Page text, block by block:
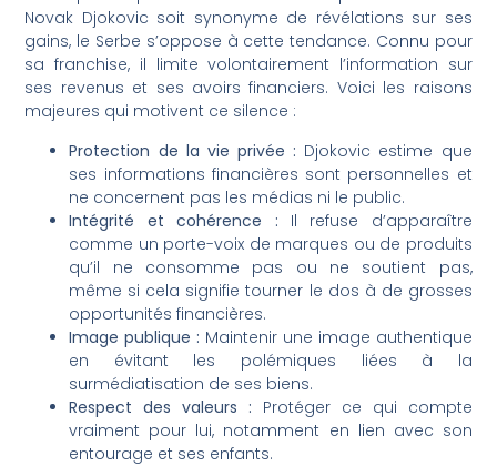
Novak Djokovic soit synonyme de révélations sur ses
gains, le Serbe s’oppose à cette tendance. Connu pour
sa franchise, il limite volontairement l’information sur
ses revenus et ses avoirs financiers. Voici les raisons
majeures qui motivent ce silence :
Protection de la vie privée : Djokovic estime que
ses informations financières sont personnelles et
ne concernent pas les médias ni le public.
Intégrité et cohérence : Il refuse d’apparaître
comme un porte-voix de marques ou de produits
qu’il ne consomme pas ou ne soutient pas,
même si cela signifie tourner le dos à de grosses
opportunités financières.
Image publique : Maintenir une image authentique
en évitant les polémiques liées à la
surmédiatisation de ses biens.
Respect des valeurs : Protéger ce qui compte
vraiment pour lui, notamment en lien avec son
entourage et ses enfants.